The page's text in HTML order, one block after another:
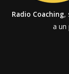
Radio Coaching,
a un